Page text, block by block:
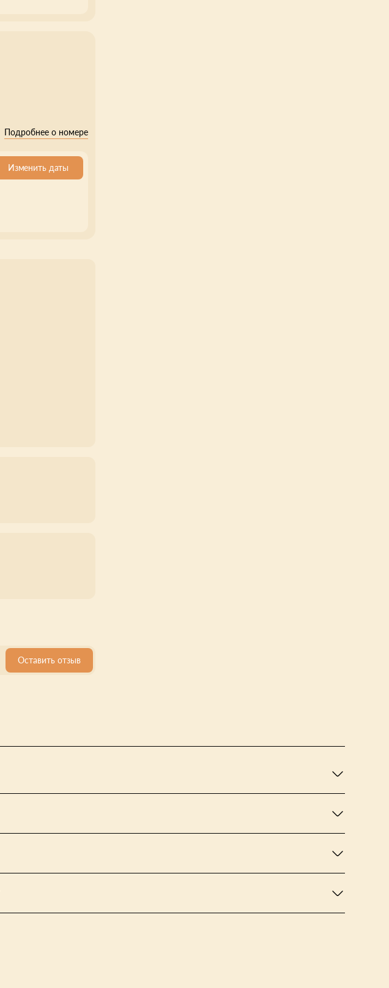
Подробнее о номере
Изменить даты
Оставить отзыв